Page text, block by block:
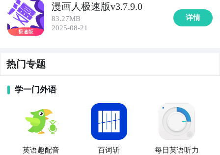
漫画人极速版v3.7.9.0
83.27MB
2025-08-21
详情
热门专题
学一门外语
英语趣配音 百词斩 每日英语听力